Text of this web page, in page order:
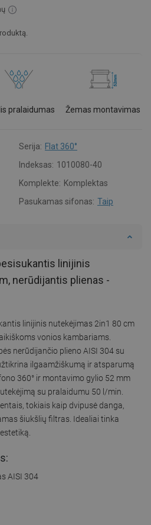
pralaidumas Žemas montavimas
Serija: Flat 360°
Indeksas: 1010080-40
Komplekte: Komplektas
Pasukamas sifonas: Taip
linijinis
nerūdijantis plienas -
linijinis nutekėjimas 2in1 80 cm
vonios kambariams.
nerūdijančio plieno AISI 304 su
ilgaamžiškumą ir atsparumą
360° ir montavimo gylio 52 mm
su pralaidumu 50 l/min.
tokiais kaip dvipusė danga,
šiukšlių filtras. Idealiai tinka
AISI 304